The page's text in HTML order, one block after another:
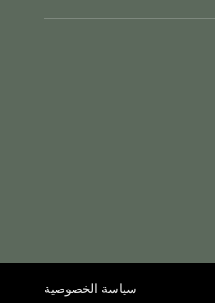
سياسة الخصوصية